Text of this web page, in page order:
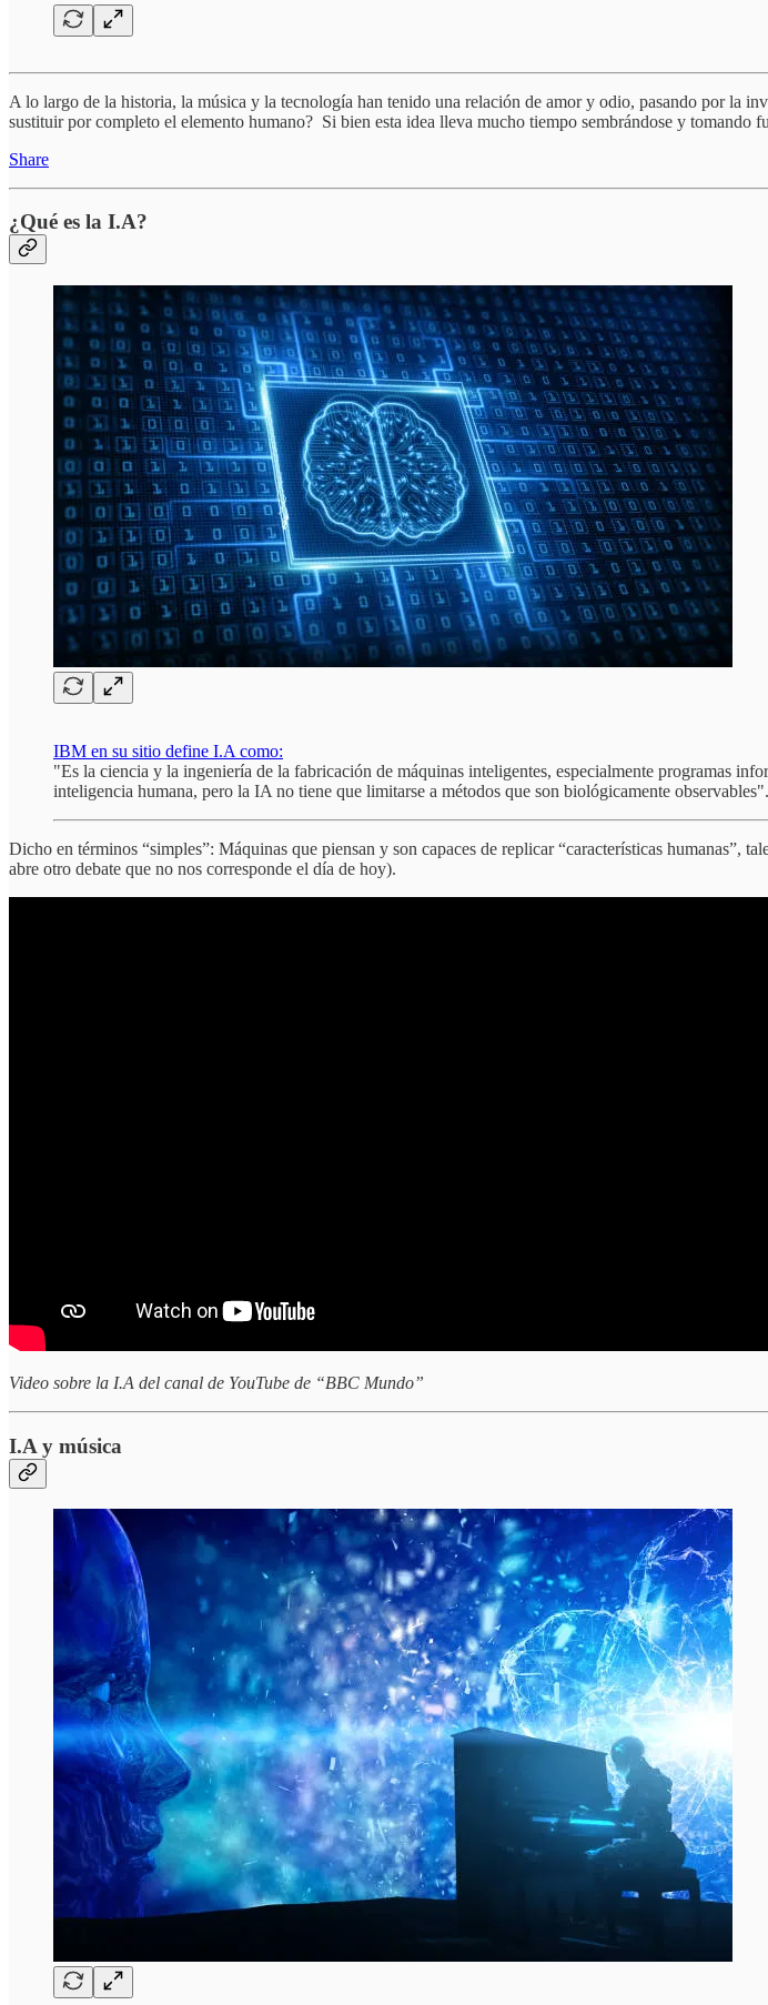
A lo largo de la historia, la música y la tecnología han tenido una relación de amor y odio, pasando por la
sustituir por completo el elemento humano? Si bien esta idea lleva mucho tiempo sembrándose y
Share
¿Qué es la I.A?
IBM en su sitio define I.A como:
"Es la ciencia y la ingeniería de la fabricación de máquinas inteligentes, especialmente programas
inteligencia humana, pero la IA no tiene que limitarse a métodos que son biológicamente observables".
Dicho en términos “simples”: Máquinas que piensan y son capaces de replicar “características humanas”,
abre otro debate que no nos corresponde el día de hoy).
Video sobre la I.A del canal de YouTube de “BBC Mundo”
I.A y música